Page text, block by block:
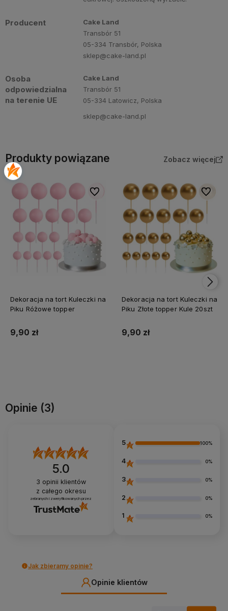
Producent
Cake Land
Transbór 51
05-334 Transbór, Polska
sklep@cake-land.pl
Osoba
odpowiedzialna
na terenie UE
Cake Land
Transbór 51
05-334 Latowicz, Polska
sklep@cake-land.pl
Produkty powiązane Zobacz więcej
Dekoracja na tort Kuleczki na
Piku Różowe topper
9,90 zł
Do ulubionych
Dekoracja na tort Kuleczki na
Piku Złote topper Kule 20szt
9,90 zł
Do
Opinie (3)
5.0
3 opinii klientów
z całego okresu
zebranych i zweryfikowanych przez
5 100%
4 0%
3 0%
2 0%
1 0%
Jak zbieramy opinie?
Opinie klientów